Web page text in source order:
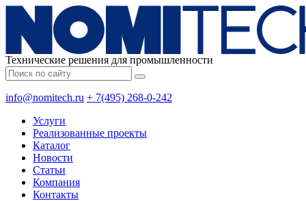
Технические решения для промышленности
info@nomitech.ru + 7(495) 268-0-242
Услуги
Реализованные проекты
Каталог
Новости
Статьи
Компания
Контакты